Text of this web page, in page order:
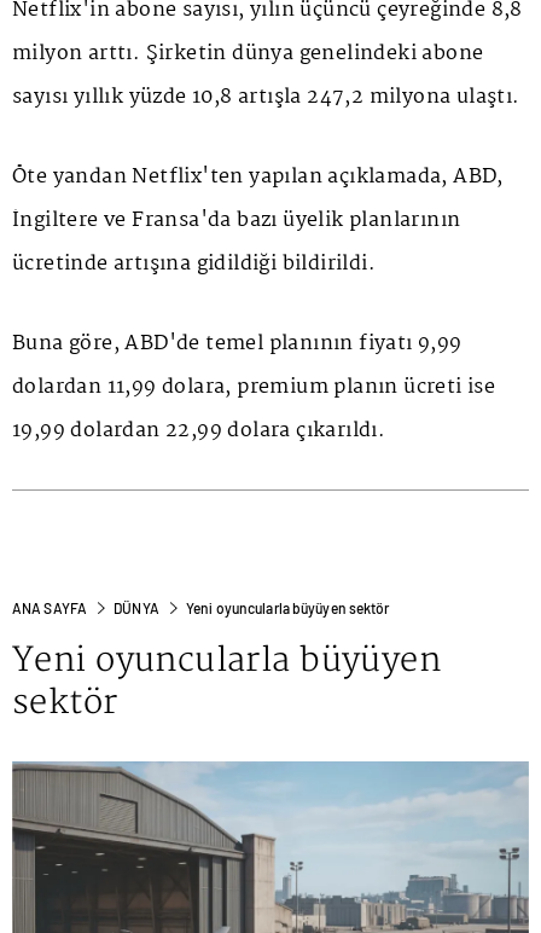
Netflix'in abone sayısı, yılın üçüncü çeyreğinde 8,8
milyon arttı. Şirketin dünya genelindeki abone
sayısı yıllık yüzde 10,8 artışla 247,2 milyona ulaştı.
Öte yandan Netflix'ten yapılan açıklamada, ABD,
İngiltere ve Fransa'da bazı üyelik planlarının
ücretinde artışına gidildiği bildirildi.
Buna göre, ABD'de temel planının fiyatı 9,99
dolardan 11,99 dolara, premium planın ücreti ise
19,99 dolardan 22,99 dolara çıkarıldı.
ANA SAYFA DÜNYA Yeni oyuncularla büyüyen sektör
Yeni oyuncularla büyüyen
sektör